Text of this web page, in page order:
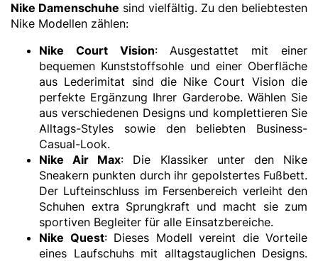
Nike Damenschuhe sind vielfältig. Zu den beliebtesten
Nike Modellen zählen:
Nike Court Vision: Ausgestattet mit einer
bequemen Kunststoffsohle und einer Oberfläche
aus Lederimitat sind die Nike Court Vision die
perfekte Ergänzung Ihrer Garderobe. Wählen Sie
aus verschiedenen Designs und komplettieren Sie
Alltags-Styles sowie den beliebten Business-
Casual-Look.
Nike Air Max: Die Klassiker unter den Nike
Sneakern punkten durch ihr gepolstertes Fußbett.
Der Lufteinschluss im Fersenbereich verleiht den
Schuhen extra Sprungkraft und macht sie zum
sportiven Begleiter für alle Einsatzbereiche.
Nike Quest: Dieses Modell vereint die Vorteile
eines Laufschuhs mit alltagstauglichen Designs.